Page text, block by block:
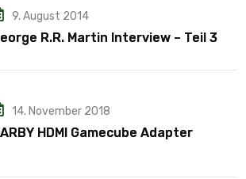
9. August 2014
R.R. Martin Interview – Teil 3
14. November 2018
HDMI Gamecube Adapter